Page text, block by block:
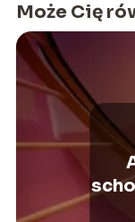
Może Cię